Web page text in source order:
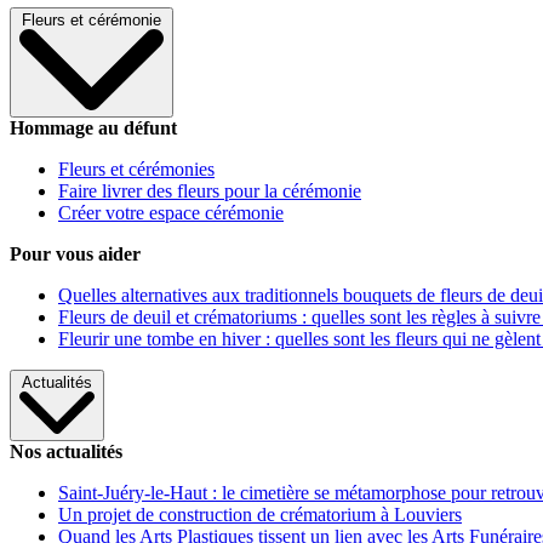
Fleurs et cérémonie
Hommage au défunt
Fleurs et cérémonies
Faire livrer des fleurs pour la cérémonie
Créer votre espace cérémonie
Pour vous aider
Quelles alternatives aux traditionnels bouquets de fleurs de
Fleurs de deuil et crématoriums : quelles sont les règles à
Fleurir une tombe en hiver : quelles sont les fleurs qui ne gèlent
Actualités
Nos actualités
Saint-Juéry-le-Haut : le cimetière se métamorphose pour
Un projet de construction de crématorium à Louviers
Quand les Arts Plastiques tissent un lien avec les Arts